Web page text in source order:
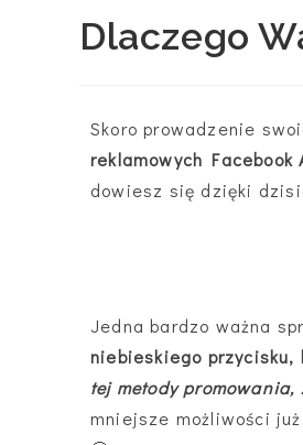
Dlaczego
Skoro prowadzenie
reklamowych Facebook
dowiesz się dzięki
Jedna bardzo ważna
niebieskiego przycisku,
tej metody
mniejsze możliwości